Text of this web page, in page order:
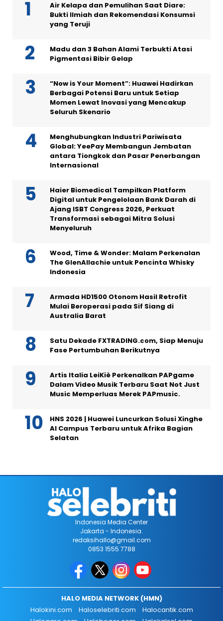
Air Kelapa dan Pemulihan Saat Diare:
Bukti Ilmiah dan Rekomendasi Konsumsi
yang Teruji
Madu dan 3 Bahan Alami Terbukti Atasi
Pigmentasi Bibir Gelap
“Now is Your Moment”: Huawei Hadirkan
Berbagai Potensi Baru untuk Setiap
Momen Lewat Inovasi yang Mencakup
Seluruh Skenario
Menghubungkan Industri Pariwisata
Global: YeePay Membangun Jembatan
antara Tiongkok dan Pasar Penerbangan
Internasional
Haier Biomedical Tampilkan Platform
Digital untuk Pengelolaan Bank Darah di
Ajang ISBT Congress 2026, Perkuat
Transformasi sebagai Mitra Solusi
Menyeluruh
Wood, Time & Wonder: Malam Perkenalan
The GlenAllachie untuk Pencinta Whisky
Indonesia
Armada HD1500 Otonom Hasil Retrofit
Mulai Beroperasi pada Sif Siang di
Australia Barat
Satu Dekade FXTRADING.com, Siap Menuju
Fase Pertumbuhan Berikutnya
Artis Italia LeiKiè Perkenalkan PAPgame
Dalam Video Musik Terbaru Saat Not Just
Music Memperluas Merek PAPmusic.
HNS 2026 | Huawei Luncurkan Solusi Xinghe
AI Campus Terbaru untuk Afrika Bagian
Selatan
Indonesia Media Center
Jakarta - Indonesia.
redaksihallo@gmail.com
0853 1555 7788
HALO MEDIA NETWORK (HMN)
Halokini.com
Haloselebriti.com
Halocantik.com